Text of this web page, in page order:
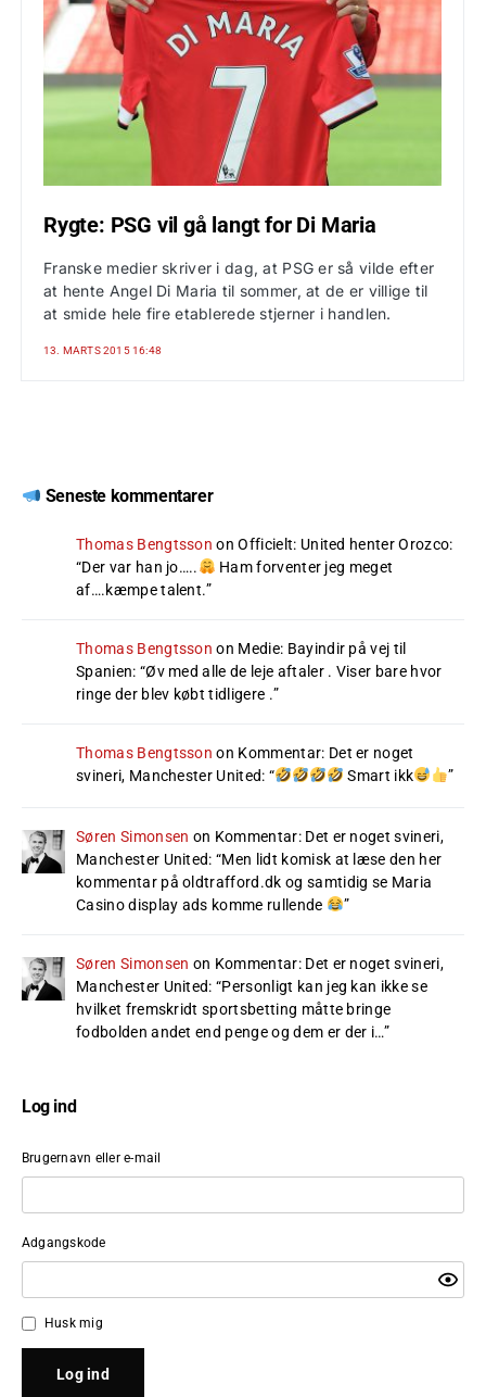
Rygte: PSG vil gå langt for Di Maria
Franske medier skriver i dag, at PSG er så vilde efter
at hente Angel Di Maria til sommer, at de er villige til
at smide hele fire etablerede stjerner i handlen.
13. MARTS 2015 16:48
Seneste kommentarer
Thomas Bengtsson onOfficielt: United henter Orozco:
“Der var han jo…..
Ham forventer jeg meget
af….kæmpe talent.”
Thomas Bengtsson on Medie: Bayindir på vej til
Spanien: “Øv med alle de leje aftaler . Viser bare hvor
ringe der blev købt tidligere .”
Thomas Bengtsson on Kommentar: Det er noget
svineri, Manchester United: “ Smart ikk ”
Søren Simonsen on Kommentar: Det er noget svineri,
Manchester United: “Men lidt komisk at læse den her
kommentar på oldtrafford.dk og samtidig se Maria
Casino display ads komme rullende
”
Søren Simonsen on Kommentar: Det er noget svineri,
Manchester United: “Personligt kan jeg kan ikke se
hvilket fremskridt sportsbetting måtte bringe
fodbolden andet end penge og dem er der i…”
Log ind
Brugernavn eller e-mail
Adgangskode
Husk mig